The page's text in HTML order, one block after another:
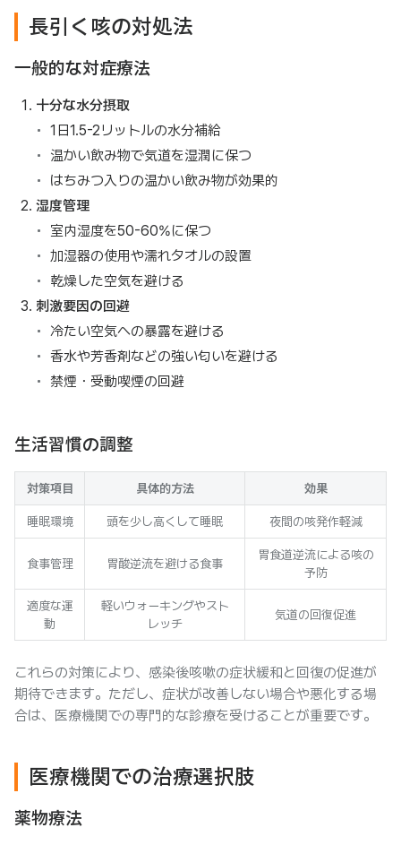
長引く咳の対処法
一般的な対症療法
十分な水分摂取
1日1.5-2リットルの水分補給
温かい飲み物で気道を湿潤に保つ
はちみつ入りの温かい飲み物が効果的
湿度管理
室内湿度を50-60%に保つ
加湿器の使用や濡れタオルの設置
乾燥した空気を避ける
刺激要因の回避
冷たい空気への暴露を避ける
香水や芳香剤などの強い匂いを避ける
禁煙・受動喫煙の回避
生活習慣の調整
対策項目 具体的方法 効果
睡眠環境 頭を少し高くして睡眠 夜間の咳発作軽減
食事管理 胃酸逆流を避ける食事
胃食道逆流による咳の
予防
適度な運
動
軽いウォーキングやスト
レッチ
気道の回復促進
これらの対策により、感染後咳嗽の症状緩和と回復の促進が
期待できます。ただし、症状が改善しない場合や悪化する場
合は、医療機関での専門的な診療を受けることが重要です。
医療機関での治療選択肢
薬物療法